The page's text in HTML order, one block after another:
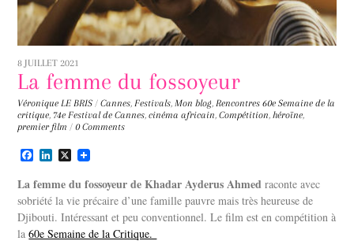
8 JUILLET 2021
La femme du fossoyeur
Véronique LE BRIS / Cannes, Festivals, Mon blog, Rencontres 60e Semaine de la
critique,74e Festival de Cannes,cinéma africain,Compétition,héroïne,
premier film / 0 Comments
F
c
e
b
o
o
k
L
n
k
e
d
I
n
X
La femme du fossoyeur de Khadar Ayderus Ahmed raconte avec
sobriété la vie précaire d’une famille pauvre mais très heureuse de
Djibouti. Intéressant et peu conventionnel. Le film est en compétition à
la60e Semaine de la Critique.